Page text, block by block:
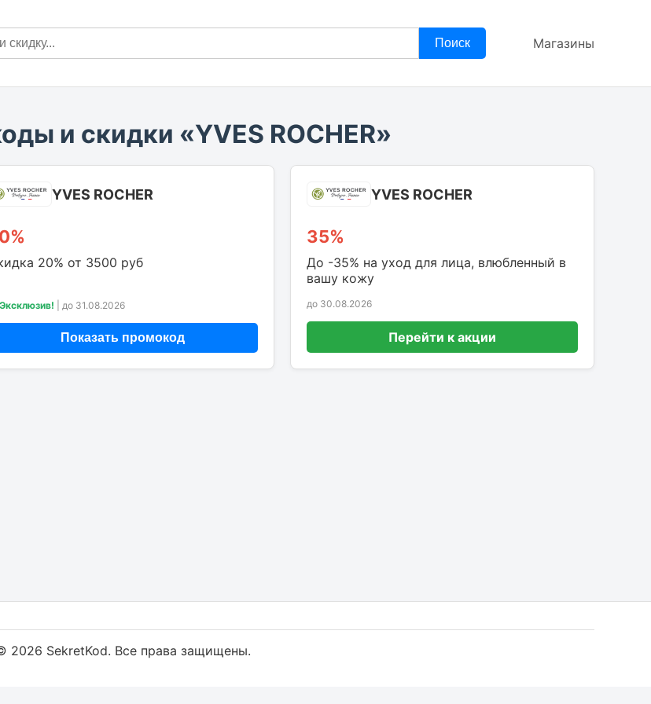
Поиск Магазины
и скидки «YVES ROCHER»
YVES ROCHER
20% от 3500 руб
до 31.08.2026
Показать промокод
YVES ROCHER
35%
До -35% на уход для лица, влюбленный в
вашу кожу
до 30.08.2026
Перейти к акции
2026 SekretKod. Все права защищены.